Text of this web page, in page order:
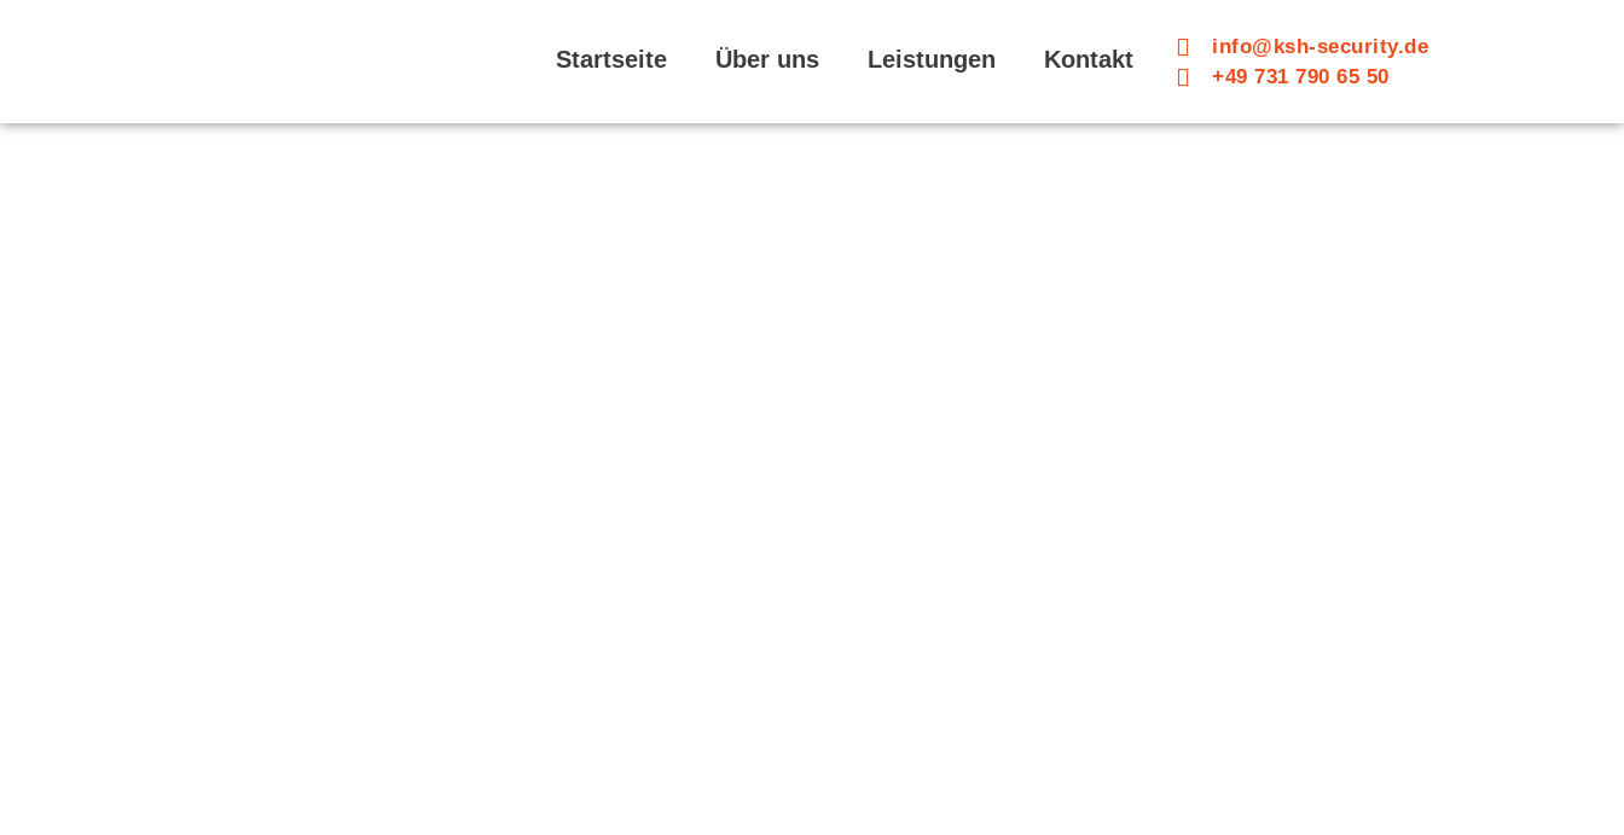
Startseite Über uns Leistungen Kontakt
info@ksh-security.de
+49 731 790 65 50